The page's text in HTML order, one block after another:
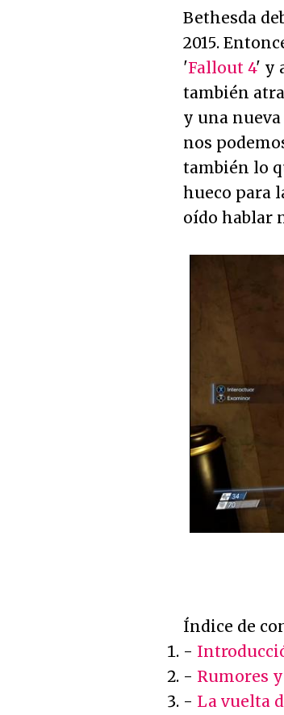
Bethesda
2015.
'Fallout 4' y
también
y una
nos
también lo
hueco para
oído hablar
Índice de
-
- Rumores
- La vuelta